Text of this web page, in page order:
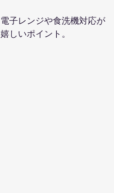
電子レンジや食洗機対応が
嬉しいポイント。